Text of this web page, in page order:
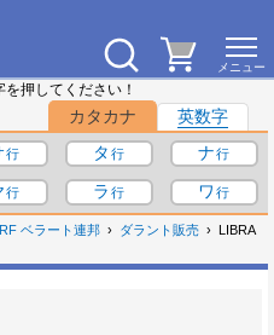
押してください！
カタカナ
英数字
タ
ナ
ラ ワ
RF ベラート連邦 ダラント販売
LIBRA